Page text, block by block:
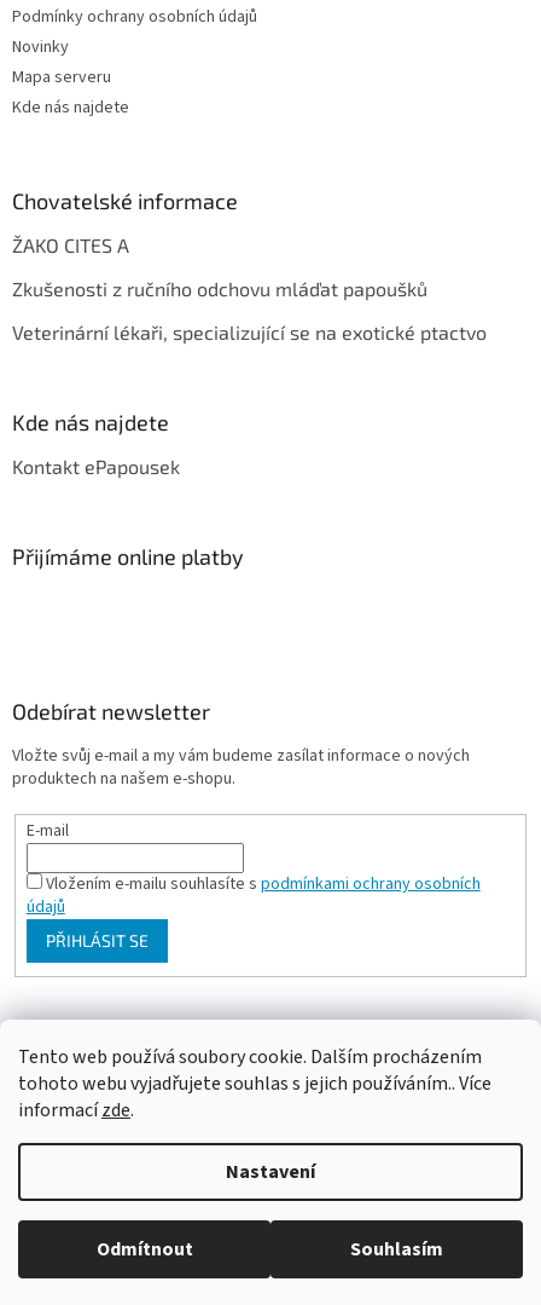
Tento web používá soubory cookie. Dalším procházením
tohoto webu vyjadřujete souhlas s jejich používáním.. Více
informacízde.
Nastavení
Odmítnout Souhlasím
Podmínky ochrany osobních údajů
Novinky
Mapa serveru
Kde nás najdete
Chovatelské informace
ŽAKO CITES A
Zkušenosti z ručního odchovu mláďat papoušků
Veterinární lékaři, specializující se na exotické ptactvo
Kde nás najdete
Kontakt ePapousek
Přijímáme online platby
Odebírat newsletter
Vložte svůj e-mail a my vám budeme zasílat informace o nových
produktech na našem e-shopu.
E-mail
Vložením e-mailu souhlasíte s podmínkami ochrany osobních
údajů
PŘIHLÁSIT SE
Copyright 2026ePapousek.cz. Všechna práva vyhrazena.Upravit